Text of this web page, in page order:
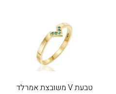
טבעת V משובצת אמרלד